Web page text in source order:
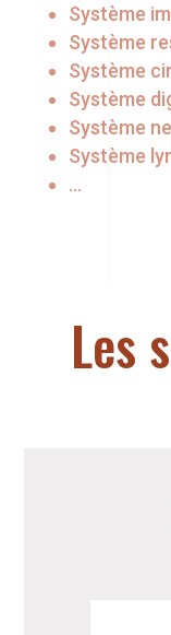
Système
Système
Système
Système
Système
Système
…
Les